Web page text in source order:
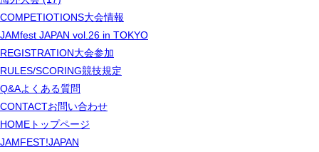
COMPETIOTIONS大会情報
JAMfest JAPAN vol.26 in TOKYO
REGISTRATION大会参加
RULES/SCORING競技規定
Q&Aよくある質問
CONTACTお問い合わせ
HOME トップページ
JAMFEST!JAPAN